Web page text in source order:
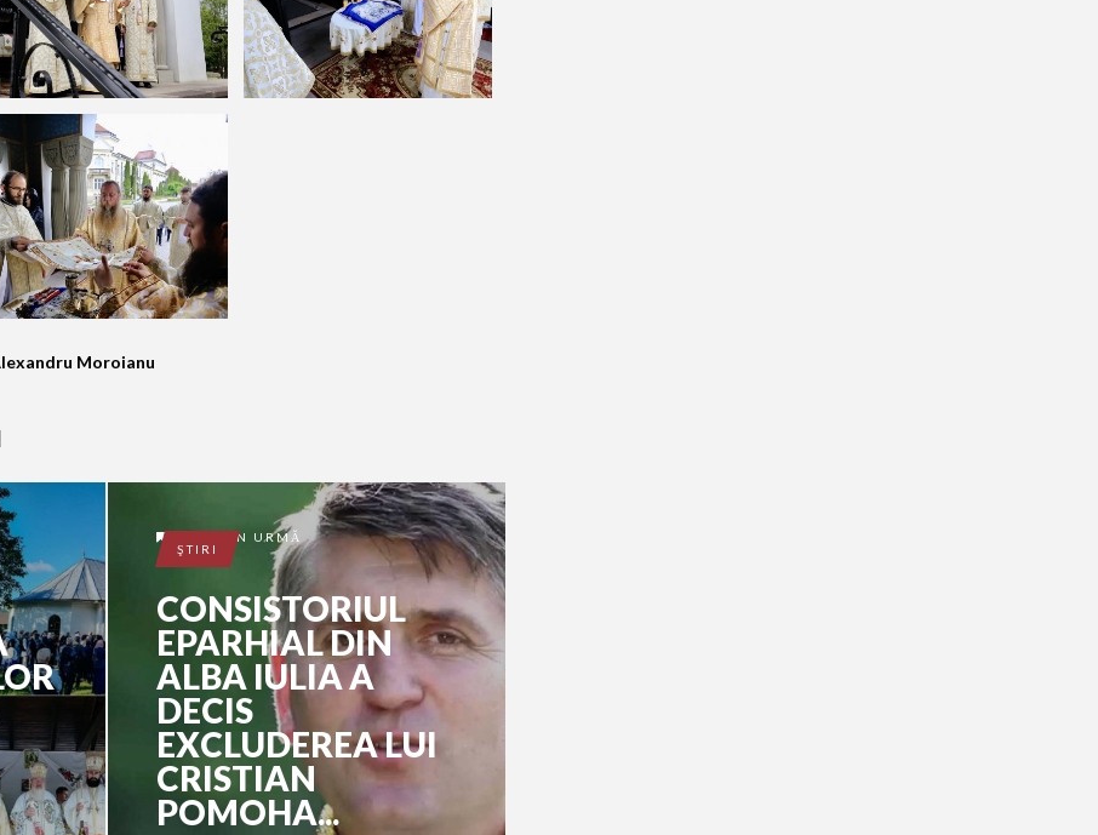
Moroianu
9 ANI ÎN URMĂ
ŞTIRI
CONSISTORIUL
EPARHIAL DIN
ALBA IULIA A
DECIS
EXCLUDEREA LUI
CRISTIAN
POMOHA...